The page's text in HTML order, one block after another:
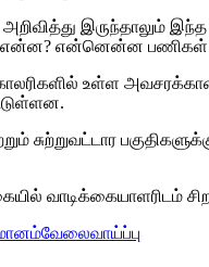
இருந்தாலும்
என்ன? என்னென்ன பணிகள்
காலரிகளில் உள்ள
சுற்றுவட்டார
வாடிக்கையாளரிடம்
வேலைவாய்ப்பு